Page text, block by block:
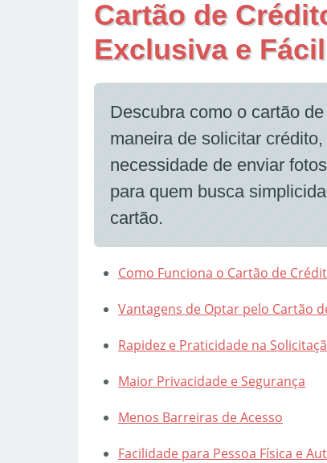
Cartão de
Exclusiva e Fácil
Descubra como o cartão
maneira de solicitar
necessidade de enviar
para quem busca
cartão.
Como Funciona o Cartão de
Vantagens de Optar pelo Cartão
Rapidez e Praticidade na
Maior Privacidade e Segurança
Menos Barreiras de Acesso
Facilidade para Pessoa Física e